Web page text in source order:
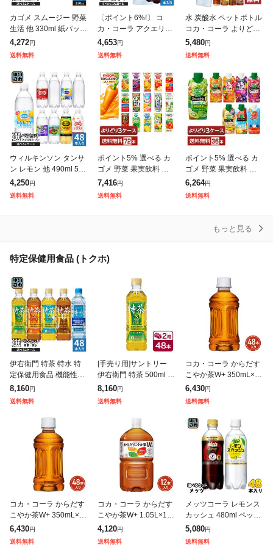
カゴメ スムージー 野菜
生活 他 330ml 紙パック
選べる 24本 (12本×2 ま
とめ買い) 季節限定 よ
4,272円
送料無料
〔ポイント6%!〕 コ
カ・コーラ アクエリア
ス 綾鷹 いろはす 他 50
0ml ペットボトル 選べ
4,653円
送料無料
水 炭酸水 ペットボトル
コカ・コーラ よりどり
綾鷹 爽健美茶 やかんの
麦茶 アクエリアス 紅茶
5,480円
送料無料
ウィルキンソン タンサ
ン レモン 他 490ml 500
ml ペットボトル 選べる
48本 (24本×2 まとめ買
4,250円
送料無料
ポイント5% 選べる カ
ゴメ 野菜 果実飲料 よ
りどりMIX 195〜200ml
紙パック 72本 (24本×3
7,416円
送料無料
ポイント5% 選べる カ
ゴメ 野菜 果実飲料 よ
りどりMIX 330ml LLプ
リズマ容器 紙パック 36
6,264円
送料無料
もっと見る
特定保健用食品 (トクホ)
伊右衛門 特茶 特水 特
定保健用食品 機能性表
示食品 500ml 600ml ペ
ットボトル 選べる 48本
8,160円
送料無料
[手売り用]サントリー
伊右衛門 特茶 500ml 2
4本入り 2ケース(48本
SUNTORY いえもん 特
8,160円
送料無料
コカ・コーラ からだす
こやか茶W+ 350mL×48
本(24本×2ケース)PET
ラベルレス 特定保健用
6,430円
送料無料
コカ・コーラ からだす
こやか茶W+ 350mL×48
本(24本×2ケース)PET
ラベルレス 特定保健用
6,430円
送料無料
コカ・コーラ からだす
こやか茶W+ 1.05L×12
本(12本×1ケース) 特定
保健用食品 お茶 2605jc
4,120円
送料無料
メッツコーラ レモンス
カッシュ 480ml ペット
ボトル 選べる 48本 (24
本×2) キリン 特定保健
5,080円
送料無料